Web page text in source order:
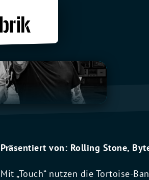
Präsentiert von: Rolling Stone,
Mit „Touch“ nutzen die Tortoise-